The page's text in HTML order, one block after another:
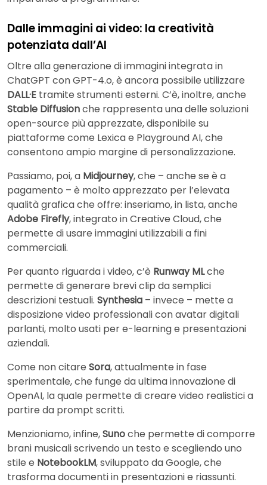
Dalle immagini ai video: la creatività
potenziata dall’AI
Oltre alla generazione di immagini integrata in
ChatGPT con GPT-4.o, è ancora possibile utilizzare
DALL·E tramite strumenti esterni. C’è, inoltre, anche
Stable Diffusionche rappresenta una delle soluzioni
open-source più apprezzate, disponibile su
piattaforme come Lexica e Playground AI, che
consentono ampio margine di personalizzazione.
Passiamo, poi, a Midjourney, che – anche se è a
pagamento – è molto apprezzato per l’elevata
qualità grafica che offre: inseriamo, in lista, anche
Adobe Firefly, integrato in Creative Cloud, che
permette di usare immagini utilizzabili a fini
commerciali.
Per quanto riguarda i video, c’è Runway MLche
permette di generare brevi clip da semplici
descrizioni testuali. Synthesia – invece – mette a
disposizione video professionali con avatar digitali
parlanti, molto usati per e-learning e presentazioni
aziendali.
Come non citare Sora, attualmente in fase
sperimentale, che funge da ultima innovazione di
OpenAI, la quale permette di creare video realistici a
partire da prompt scritti.
Menzioniamo, infine,Sunoche permette di comporre
brani musicali scrivendo un testo e scegliendo uno
stile e NotebookLM, sviluppato da Google, che
trasforma documenti in presentazioni e riassunti.